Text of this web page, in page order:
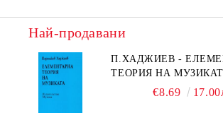
Най-продавани
П.ХАДЖИЕВ -
ТЕОРИЯ НА
€8.69